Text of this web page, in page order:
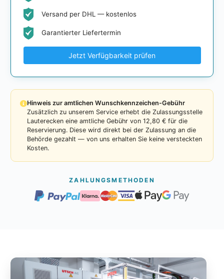
Versand per DHL — kostenlos
Garantierter Liefertermin
Jetzt Verfügbarkeit prüfen
Hinweis zur amtlichen Wunschkennzeichen-Gebühr
Zusätzlich zu unserem Service erhebt die Zulassungsstelle
Lauterecken eine amtliche Gebühr von 12,80 € für die
Reservierung. Diese wird direkt bei der Zulassung an die
Behörde gezahlt — von uns erhalten Sie keine versteckten
Kosten.
ZAHLUNGSMETHODEN